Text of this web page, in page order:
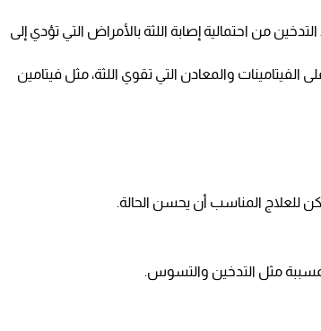
من احتمالية إصابة اللثة بالأمراض التي تؤدي إلى
والمعادن التي تقوي اللثة، مثل فيتامين
للعلاج المناسب أن يحسن الحالة.
المسببة مثل التدخين والتسوس.